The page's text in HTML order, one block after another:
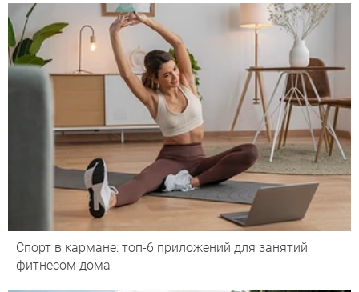
Спорт в кармане: топ-6 приложений для занятий
фитнесом дома